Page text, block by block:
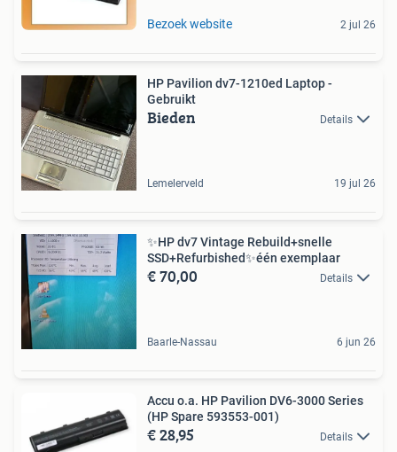
Bezoek website 2 jul 26
HP Pavilion dv7-1210ed Laptop -
Gebruikt
Bieden Details
Lemelerveld 19 jul 26
✨HP dv7 Vintage Rebuild+snelle
SSD+Refurbished✨één exemplaar
€ 70,00 Details
Baarle-Nassau 6 jun 26
Accu o.a. HP Pavilion DV6-3000 Series
(HP Spare 593553-001)
€ 28,95 Details